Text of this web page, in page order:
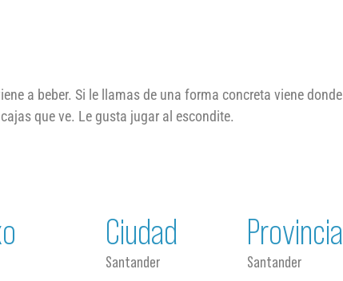
a beber. Si le llamas de una forma concreta viene donde
que ve. Le gusta jugar al escondite.
Ciudad
Santander
Provincia
Santander